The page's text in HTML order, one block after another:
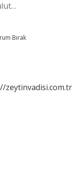
Bırak
zeytinvadisi.com.tr